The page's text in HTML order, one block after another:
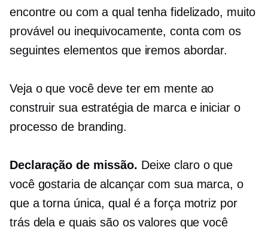
encontre ou com a qual tenha fidelizado, muito
provável ou inequivocamente, conta com os
seguintes elementos que iremos abordar.
Veja o que você deve ter em mente ao
construir sua estratégia de marca e iniciar o
processo de branding.
Declaração de missão. Deixe claro o que
você gostaria de alcançar com sua marca, o
que a torna única, qual é a força motriz por
trás dela e quais são os valores que você